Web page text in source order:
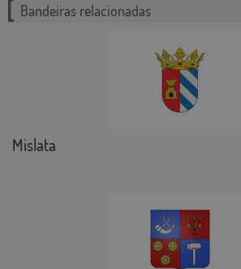
Bandeiras relacionadas
Mislata